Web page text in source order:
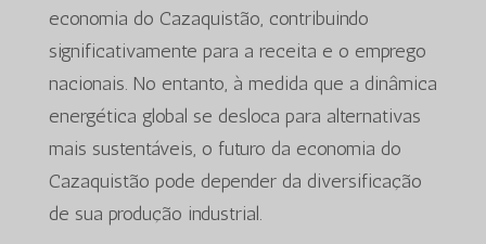
economia do Cazaquistão, contribuindo
significativamente para a receita e o emprego
nacionais. No entanto, à medida que a dinâmica
energética global se desloca para alternativas
mais sustentáveis, o futuro da economia do
Cazaquistão pode depender da diversificação
de sua produção industrial.